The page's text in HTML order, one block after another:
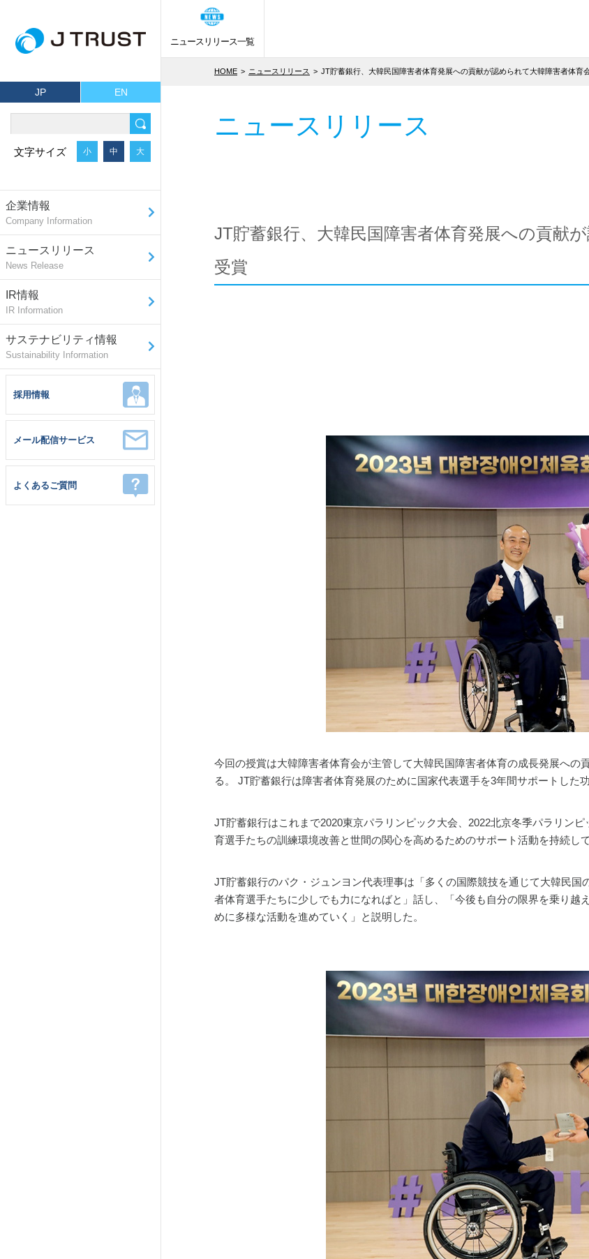
JP EN
文字サイズ 小 中 大
企業情報
Company Information
ニュースリリース
News Release
IR情報
IR Information
サステナビリティ情報
Sustainability Information
採用情報
メール配信サービス
よくあるご質問
ニュースリリース一覧
HOME ニュースリリース JT貯蓄銀行、大韓民国障害者体育発展への貢献が認められて大韓障害者体育
ニュースリリース
JT貯蓄銀行、大韓民国障害者体育発展への貢献
受賞
今回の授賞は大韓障害者体育会が主管して大韓民国障害者体育の成長発展へ
る。 JT貯蓄銀行は障害者体育発展のために国家代表選手を3年間サポートした
JT貯蓄銀行はこれまで2020東京パラリンピック大会、2022北京冬季パラリン
育選手たちの訓練環境改善と世間の関心を高めるためのサポート活動を持続して
JT貯蓄銀行のパク・ジュンヨン代表理事は「多くの国際競技を通じて大韓民
者体育選手たちに少しでも力になればと」話し、「今後も自分の限界を乗り
めに多様な活動を進めていく」と説明した。